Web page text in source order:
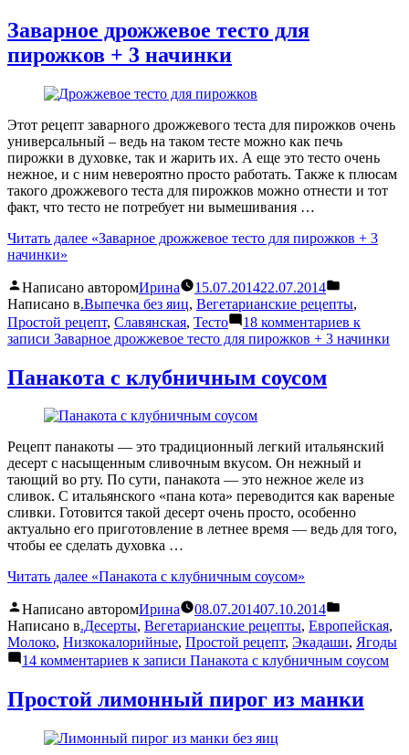
Заварное дрожжевое тесто для
пирожков + 3 начинки
Этот рецепт заварного дрожжевого теста для пирожков очень
универсальный – ведь на таком тесте можно как печь
пирожки в духовке, так и жарить их. А еще это тесто очень
нежное, и с ним невероятно просто работать. Также к плюсам
такого дрожжевого теста для пирожков можно отнести и тот
факт, что тесто не потребует ни вымешивания …
Читать далее «Заварное дрожжевое тесто для пирожков + 3
начинки»
Написано авторомИрина 15.07.201422.07.2014
Написано в.Выпечка без яиц, Вегетарианские рецепты,
Простой рецепт, Славянская, Тесто 18 комментариев к
записи Заварное дрожжевое тесто для пирожков + 3 начинки
Панакота с клубничным соусом
Рецепт панакоты — это традиционный легкий итальянский
десерт с насыщенным сливочным вкусом. Он нежный и
тающий во рту. По сути, панакота — это нежное желе из
сливок. С итальянского «пана кота» переводится как вареные
сливки. Готовится такой десерт очень просто, особенно
актуально его приготовление в летнее время — ведь для того,
чтобы ее сделать духовка …
Читать далее «Панакота с клубничным соусом»
Написано авторомИрина 08.07.201407.10.2014
Написано в.Десерты, Вегетарианские рецепты, Европейская,
Молоко, Низкокалорийные, Простой рецепт, Экадаши, Ягоды
14 комментариев к записи Панакота с клубничным соусом
Простой лимонный пирог из манки